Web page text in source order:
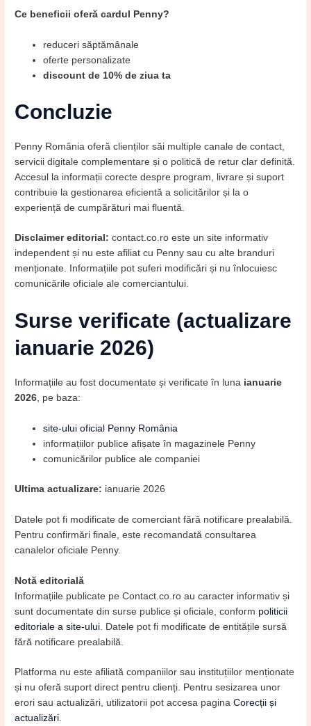
Ce beneficii oferă cardul Penny?
reduceri săptămânale
oferte personalizate
discount de 10% de ziua ta
Concluzie
Penny România oferă clienților săi multiple canale de contact,
servicii digitale complementare și o politică de retur clar definită.
Accesul la informații corecte despre program, livrare și suport
contribuie la gestionarea eficientă a solicitărilor și la o
experiență de cumpărături mai fluentă.
Disclaimer editorial: contact.co.ro este un site informativ
independent și nu este afiliat cu Penny sau cu alte branduri
menționate. Informațiile pot suferi modificări și nu înlocuiesc
comunicările oficiale ale comerciantului.
Surse verificate (actualizare
ianuarie 2026)
Informațiile au fost documentate și verificate în luna ianuarie
2026, pe baza:
site-ului oficial Penny România
informațiilor publice afișate în magazinele Penny
comunicărilor publice ale companiei
Ultima actualizare: ianuarie 2026
Datele pot fi modificate de comerciant fără notificare prealabilă.
Pentru confirmări finale, este recomandată consultarea
canalelor oficiale Penny.
Notă editorială
Informațiile publicate pe Contact.co.ro au caracter informativ și
sunt documentate din surse publice și oficiale, conform politicii
editoriale a site-ului . Datele pot fi modificate de entitățile sursă
fără notificare prealabilă.
Platforma nu este afiliată companiilor sau instituțiilor menționate
și nu oferă suport direct pentru clienți. Pentru sesizarea unor
erori sau actualizări, utilizatorii pot accesa paginaCorecții și
actualizări.